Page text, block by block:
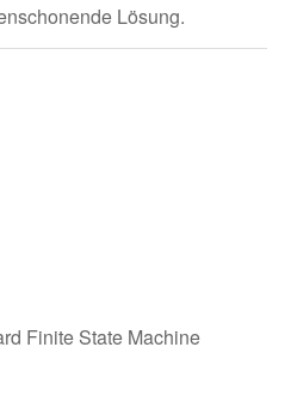
Lösung.
Finite State Machine